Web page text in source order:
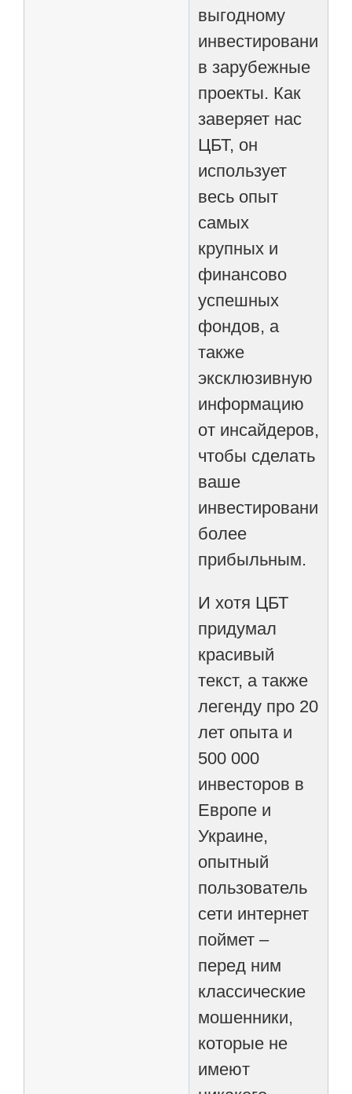
выгодному
инвестированию
в зарубежные
проекты. Как
заверяет нас
ЦБТ, он
использует
весь опыт
самых
крупных и
финансово
успешных
фондов, а
также
эксклюзивную
информацию
от инсайдеров,
чтобы сделать
ваше
инвестирование
более
прибыльным.
И хотя ЦБТ
придумал
красивый
текст, а также
легенду про 20
лет опыта и
500 000
инвесторов в
Европе и
Украине,
опытный
пользователь
сети интернет
поймет –
перед ним
классические
мошенники,
которые не
имеют